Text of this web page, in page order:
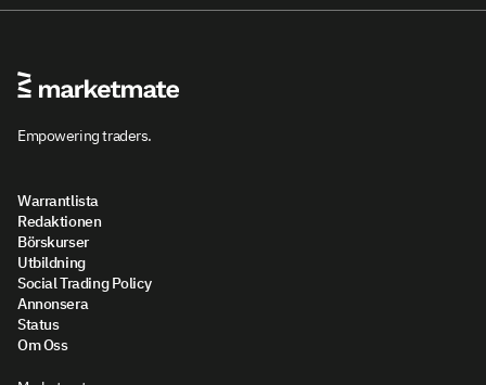
Empowering traders.
Warrantlista
Redaktionen
Börskurser
Utbildning
Social Trading Policy
Annonsera
Status
Om Oss